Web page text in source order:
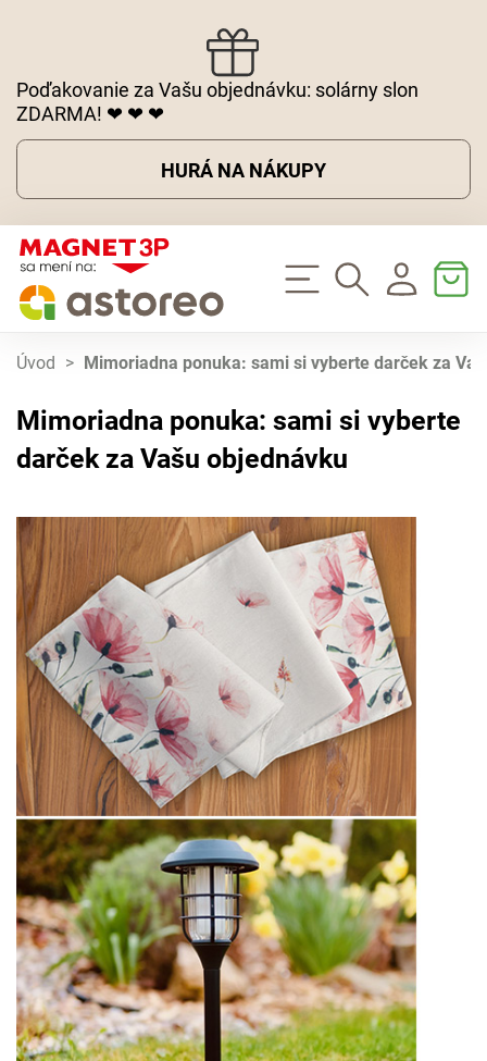
Poďakovanie za Vašu objednávku: solárny slon
ZDARMA! ❤ ❤ ❤
HURÁ NA NÁKUPY
Úvod > Mimoriadna ponuka: sami si vyberte darček za
Mimoriadna ponuka: sami si vyberte
darček za Vašu objednávku